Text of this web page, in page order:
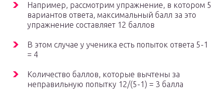
Например, рассмотрим упражнение, в котором 5
вариантов ответа, максимальный балл за это
упражнение составляет 12 баллов
В этом случае у ученика есть попыток ответа 5-1
= 4
Количество баллов, которые вычтены за
неправильную попытку 12/(5-1) = 3 балла